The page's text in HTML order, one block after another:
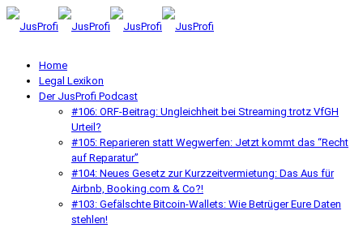
Home
Legal Lexikon
Der JusProfi Podcast
#106: ORF-Beitrag: Ungleichheit bei Streaming trotz VfGH
Urteil?
#105: Reparieren statt Wegwerfen: Jetzt kommt das “Recht
auf Reparatur”
#104: Neues Gesetz zur Kurzzeitvermietung: Das Aus für
Airbnb, Booking.com & Co?!
#103: Gefälschte Bitcoin-Wallets: Wie Betrüger Eure Daten
stehlen!